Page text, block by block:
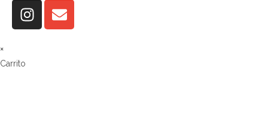
×
Carrito